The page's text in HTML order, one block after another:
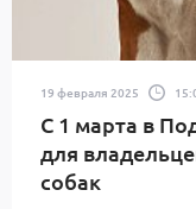
19 февраля 2025
С 1 марта в
для
собак